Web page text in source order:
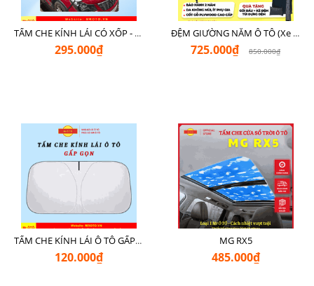
TẤM CHE KÍNH LÁI CÓ XỐP - LOẠI XỊN CHE NGOÀI MR Ô TÔ
295.000₫
ĐỆM GIƯỜNG NẰM Ô TÔ (Xe 7 Chỗ SUV + Pickup + Sedan C - D)
725.000₫ 850.000₫
TẤM CHE KÍNH LÁI Ô TÔ GẤP GỌN
120.000₫
MG RX5
485.000₫